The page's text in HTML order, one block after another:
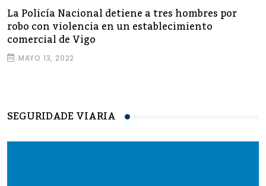
La Policía Nacional detiene a tres hombres por
robo con violencia en un establecimiento
comercial de Vigo
MAYO 13, 2022
SEGURIDADE VIARIA